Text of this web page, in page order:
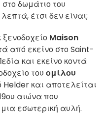
δωμάτιο του
έτσι δεν είναι;
ξενοδοχείο Maison
από εκείνο στο Saint-
και εκείνο κοντά
του ομίλου
Helder και αποτελείται
αιώνα που
εσωτερική αυλή.